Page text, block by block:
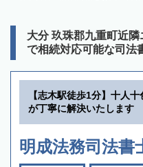
大分 玖珠郡九重町近
で相続対応可能な司法
【志木駅徒歩1分】十人
が丁寧に解決いたします
明成法務司法書